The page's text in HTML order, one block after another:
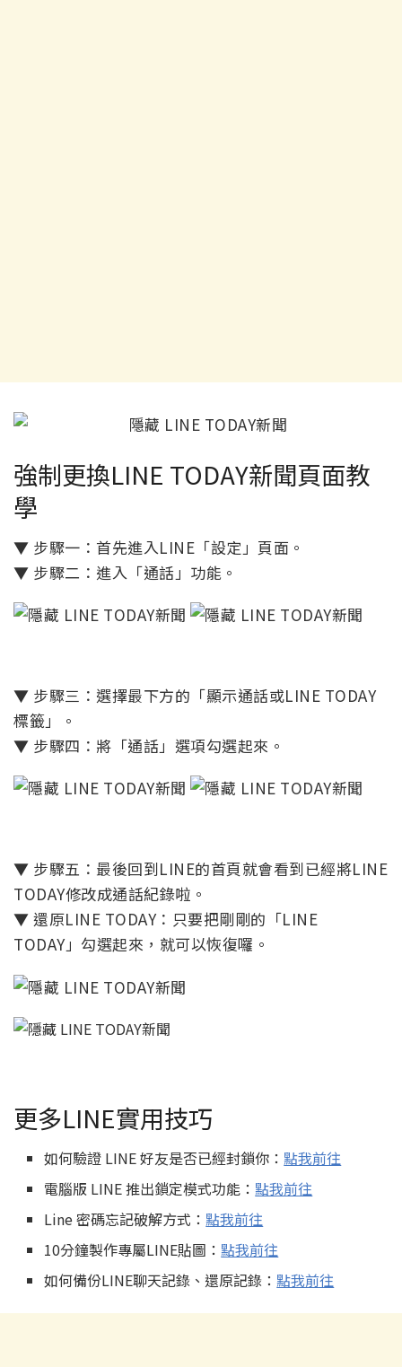
強制更換LINE TODAY新聞頁面教
學
▼ 步驟一：首先進入LINE「設定」頁面。
▼ 步驟二：進入「通話」功能。
▼ 步驟三：選擇最下方的「顯示通話或LINE TODAY
標籤」。
▼ 步驟四：將「通話」選項勾選起來。
▼ 步驟五：最後回到LINE的首頁就會看到已經將LINE
TODAY修改成通話紀錄啦。
▼ 還原LINE TODAY：只要把剛剛的「LINE
TODAY」勾選起來，就可以恢復囉。
更多LINE實用技巧
如何驗證 LINE 好友是否已經封鎖你：點我前往
電腦版 LINE 推出鎖定模式功能：點我前往
Line 密碼忘記破解方式：點我前往
10分鐘製作專屬LINE貼圖：點我前往
如何備份LINE聊天記錄、還原記錄：點我前往